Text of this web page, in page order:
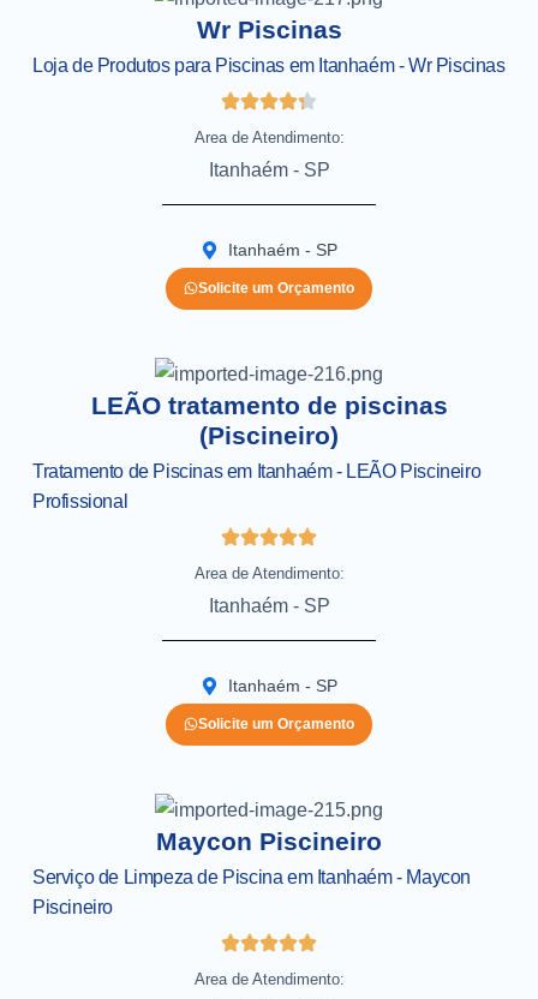
Wr Piscinas
Loja de Produtos para Piscinas em Itanhaém - Wr Piscinas
Area de Atendimento:
Itanhaém - SP
Itanhaém - SP
Solicite um Orçamento
LEÃO tratamento de piscinas
(Piscineiro)
Tratamento de Piscinas em Itanhaém - LEÃO Piscineiro
Profissional
Area de Atendimento:
Itanhaém - SP
Itanhaém - SP
Solicite um Orçamento
Maycon Piscineiro
Serviço de Limpeza de Piscina em Itanhaém - Maycon
Piscineiro
Area de Atendimento: